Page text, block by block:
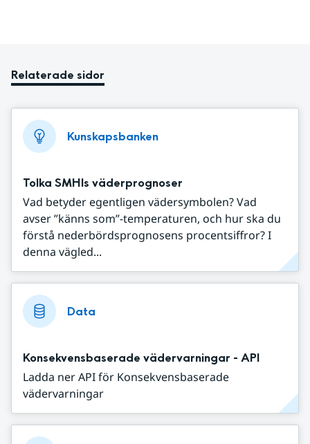
Relaterade sidor
Kunskapsbanken
Tolka SMHIs väderprognoser
Vad betyder egentligen vädersymbolen? Vad
avser ”känns som”-temperaturen, och hur ska du
förstå nederbördsprognosens procentsiffror? I
denna vägled...
Data
Konsekvensbaserade vädervarningar - API
Ladda ner API för Konsekvensbaserade
vädervarningar